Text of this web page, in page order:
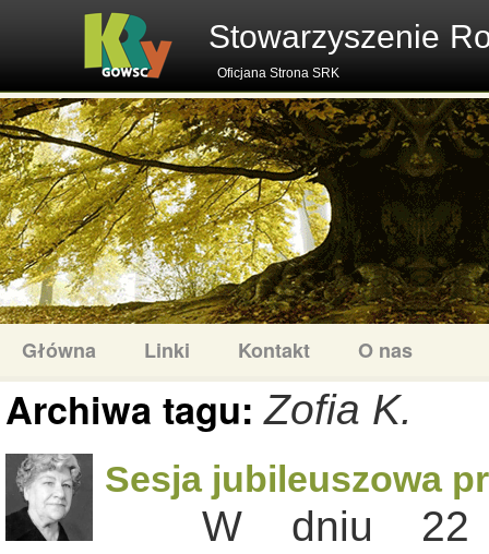
Stowarzyszenie
Oficjana Strona SRK
Główna Linki Kontakt O nas
Archiwa tagu:Zofia K.
Sesja jubileuszowa
W dniu 22